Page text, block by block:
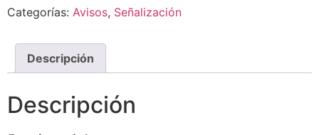
Categorías: Avisos, Señalización
Descripción
Descripción